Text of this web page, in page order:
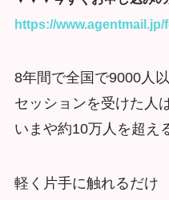
https://www.agentmail.jp/
8年間で全国で9000人
セッションを受けた人
いまや約10万人を超え
軽く片手に触れるだけ